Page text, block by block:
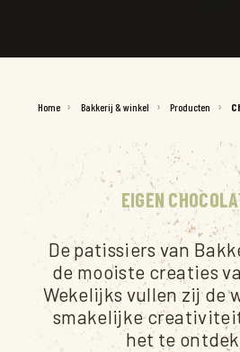
Home Bakkerij & winkel Producten
EIGEN
De patissiers van
de mooiste creaties
Wekelijks vullen zij de
smakelijke
het te